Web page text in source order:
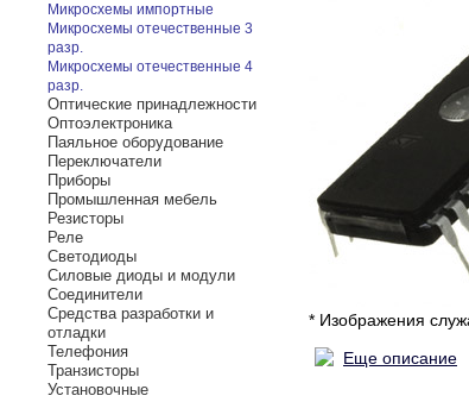
Микросхемы импортные
Микросхемы отечественные 3
разр.
Микросхемы отечественные 4
разр.
Оптические принадлежности
Оптоэлектроника
Паяльное оборудование
Переключатели
Приборы
Промышленная мебель
Резисторы
Реле
Светодиоды
Силовые диоды и модули
Соединители
Средства разработки и
отладки
Телефония
Транзисторы
Установочные
* Изображения
Еще описание